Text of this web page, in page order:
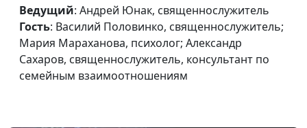
взаимоотношениям
Унисекс. Гендерные
стереотипы и
равенство полов
(вторая часть)
Андрей Юнак,
священнослужитель,
Василий Половинко,
#57
Ведущий: Андрей Юнак, священнослужитель
Гость: Василий Половинко, священнослужитель;
Мария Мараханова, психолог; Александр
Сахаров, священнослужитель, консультант по
семейным взаимоотношениям